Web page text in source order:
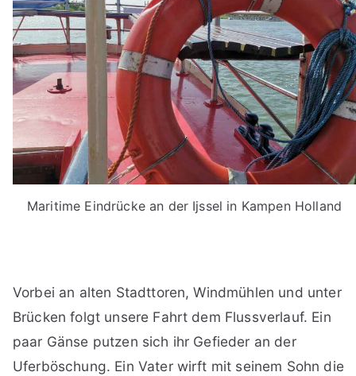
Maritime Eindrücke an der Ijssel in Kampen Holland
Vorbei an alten Stadttoren, Windmühlen und unter
Brücken folgt unsere Fahrt dem Flussverlauf. Ein
paar Gänse putzen sich ihr Gefieder an der
Uferböschung. Ein Vater wirft mit seinem Sohn die